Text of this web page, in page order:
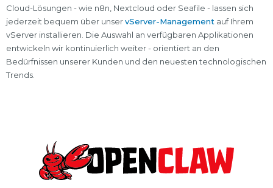
Cloud-Lösungen - wie n8n, Nextcloud oder Seafile - lassen sich
jederzeit bequem über unservServer-Management auf Ihrem
vServer installieren. Die Auswahl an verfügbaren Applikationen
entwickeln wir kontinuierlich weiter - orientiert an den
Bedürfnissen unserer Kunden und den neuesten technologischen
Trends.